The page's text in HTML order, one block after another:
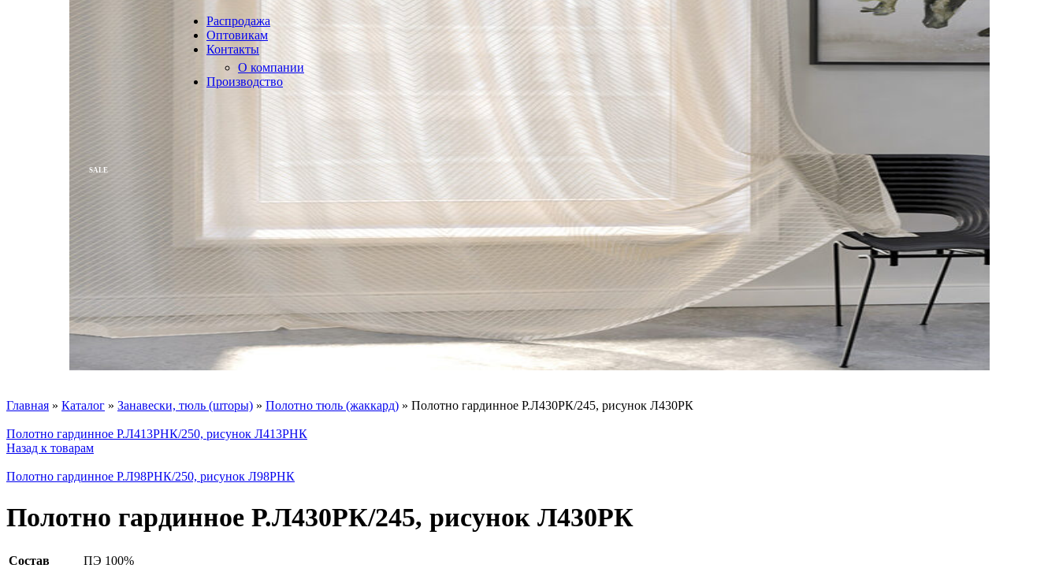
Продукция из арамидных нитей
Распродажа
Оптовикам
Контакты
О компании
Производство
Главная » Каталог » Занавески, тюль (шторы) » Полотно тюль (жаккард) » Полотно гардинное Р.Л430РК/245, рисунок Л430РК
Полотно гардинное Р.Л413РНК/250, рисунок Л413РНК
Назад к товарам
Полотно гардинное Р.Л98РНК/250, рисунок Л98РНК
Полотно гардинное Р.Л430РК/245, рисунок Л430РК
Состав ПЭ 100%
SALE